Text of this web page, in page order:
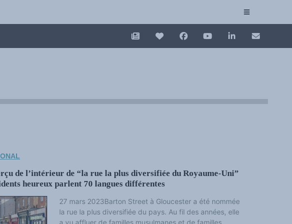
de l’intérieur de “la rue la plus diversifiée du Royaume-Uni”
heureux parlent 70 langues différentes
27 mars 2023Barton Street à Gloucester a été nommée
la rue la plus diversifiée du pays. Au fil des années, elle
a vu affluer de familles musulmanes et de familles